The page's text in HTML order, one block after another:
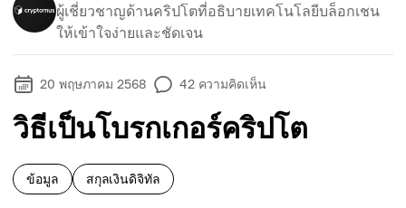
ผู้เชี่ยวชาญด้านคริปโตที่อธิบายเทคโนโลยีบล็อกเชน
ให้เข้าใจง่ายและชัดเจน
20 พฤษภาคม 2568 42 ความคิดเห็น
วิธีเป็นโบรกเกอร์คริปโต
ข้อมูล สกุลเงินดิจิทัล